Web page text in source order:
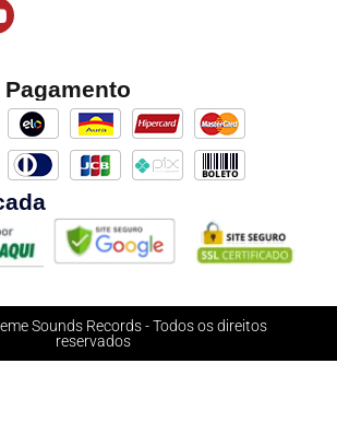
Sounds Records - Todos os direitos
reservados